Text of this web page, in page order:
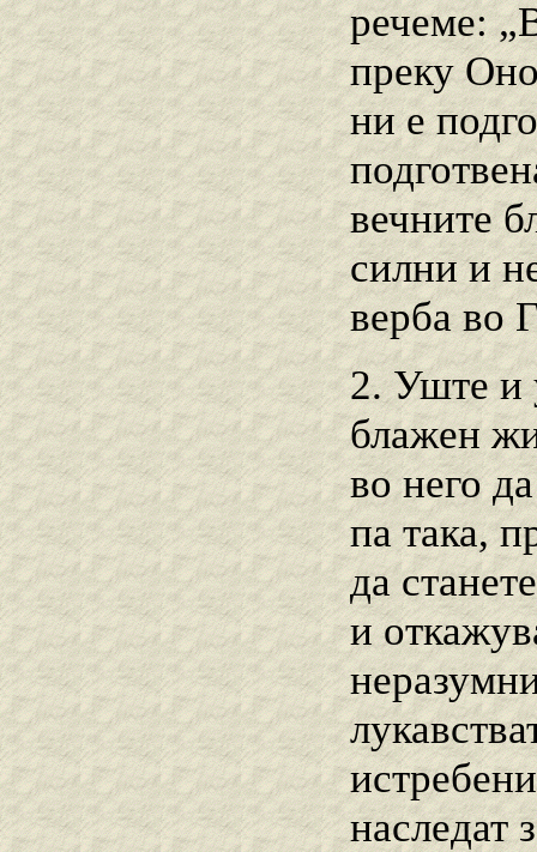
речеме:
преку
ни е
вечните
силни и
верба во
2. Уште и
блажен
во него
па така,
да
и
наследат